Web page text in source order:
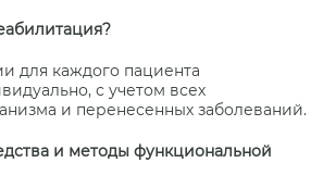
для каждого пациента
с учетом всех
и перенесенных заболеваний.
и методы функциональной